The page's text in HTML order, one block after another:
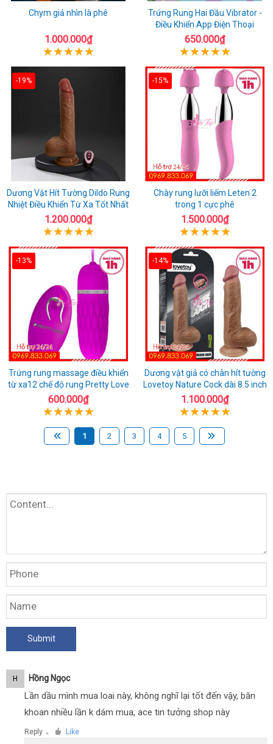
Chym giả nhìn là phê
1.000.000₫
Trứng Rung Hai Đầu Vibrator -
Điều Khiển App Điện Thoại
650.000₫
-19%
Dương Vật Hít Tường Dildo Rung
Nhiệt Điều Khiển Từ Xa Tốt Nhất
1.200.000₫
-15%
Chày rung lưỡi liếm Leten 2
trong 1 cực phê
1.500.000₫
-13%
Trứng rung massage điều khiển
từ xa12 chế độ rung Pretty Love
600.000₫
-14%
Dương vật giả có chân hít tường
Lovetoy Nature Cock dài 8.5 inch
1.100.000₫
1 2 3 4 5
H Hồng Ngọc
Lần dầu mình mua loai này, không nghĩ lại tốt đến vậy, băn
khoan nhiều lần k dám mua, ace tin tưởng shop này
Reply ● Like